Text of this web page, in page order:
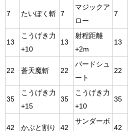
7 たいぼく斬 7
マジックア
ロー
7
13
こうげき力
+10
13
射程距離
+2m
13
22 蒼天魔斬 22
バードシュ
ート
22
35
こうげき力
+15
35
こうげき力
+10
35
42 かぶと割り 42
サンダーボ
42